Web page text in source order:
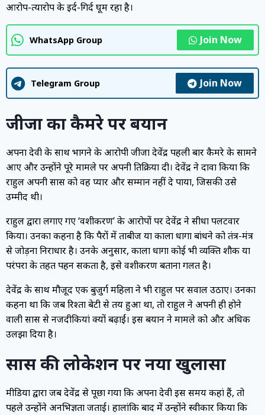
आरोप-प्रत्यारोप के इर्द-गिर्द घूम रहा है।
WhatsApp Group Join Now
Telegram Group Join Now
जीजा का कैमरे पर बयान
अपना देवी के साथ भागने के आरोपी जीजा देवेंद्र पहली बार कैमरे के सामने
आए और उन्होंने पूरे मामले पर अपनी प्रतिक्रिया दी। देवेंद्र ने दावा किया कि
राहुल अपनी सास को वह प्यार और सम्मान नहीं दे पाया, जिसकी उसे
उम्मीद थी।
राहुल द्वारा लगाए गए ‘वशीकरण’ के आरोपों पर देवेंद्र ने सीधा पलटवार
किया। उनका कहना है कि पैरों में ताबीज या काला धागा बांधने को तंत्र-मंत्र
से जोड़ना निराधार है। उनके अनुसार, काला धागा कोई भी व्यक्ति शौक या
परंपरा के तहत पहन सकता है, इसे वशीकरण बताना गलत है।
देवेंद्र के साथ मौजूद एक बुजुर्ग महिला ने भी राहुल पर सवाल उठाए। उनका
कहना था कि जब रिश्ता बेटी से तय हुआ था, तो राहुल ने अपनी ही होने
वाली सास से नजदीकियां क्यों बढ़ाईं। इस बयान ने मामले को और अधिक
उलझा दिया है।
सास की लोकेशन पर नया खुलासा
मीडिया द्वारा जब देवेंद्र से पूछा गया कि अपना देवी इस समय कहां हैं, तो
पहले उन्होंने अनभिज्ञता जताई। हालांकि बाद में उन्होंने स्वीकार किया कि